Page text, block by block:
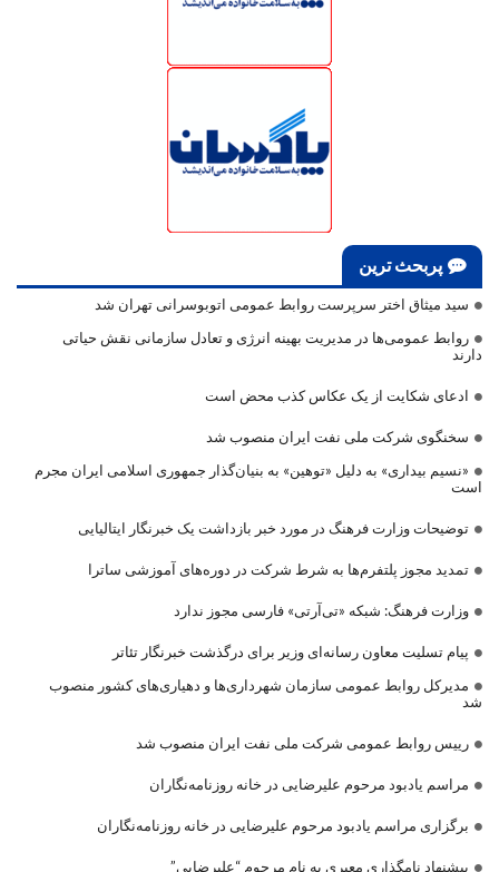
پربحث ترین
سید میثاق اختر سرپرست روابط عمومی اتوبوسرانی تهران شد
روابط عمومی‌ها در مدیریت بهینه انرژی و تعادل سازمانی نقش حیاتی
دارند
ادعای شکایت از یک عکاس کذب محض است
سخنگوی شرکت ملی نفت ایران منصوب شد
«نسیم بیداری» به دلیل «توهین» به بنیان‌گذار جمهوری اسلامی ایران مجرم
است
توضیحات وزارت فرهنگ در مورد خبر بازداشت یک خبرنگار ایتالیایی
تمدید مجوز پلتفرم‌ها به شرط شرکت در دوره‌های آموزشی ساترا
وزارت فرهنگ: شبکه «تی‌آرتی» فارسی مجوز ندارد
پیام تسلیت معاون رسانه‌ای وزیر برای درگذشت خبرنگار تئاتر
مدیرکل روابط عمومی سازمان شهرداری‌ها و دهیاری‌های کشور منصوب
شد
رییس روابط عمومی شرکت ملی نفت ایران منصوب شد
مراسم یادبود مرحوم علیرضایی در خانه روزنامه‌نگاران
برگزاری مراسم یادبود مرحوم علیرضایی در خانه روزنامه‌نگاران
پیشنهاد نامگذاری معبری به نام مرحوم “علیرضایی”